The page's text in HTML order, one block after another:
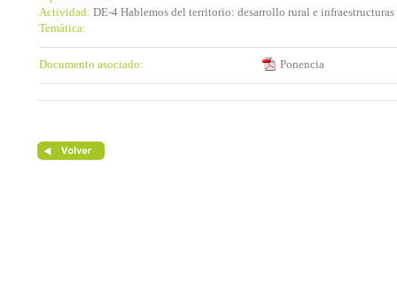
Actividad: DE-4 Hablemos del territorio: desarrollo rural e infraestructuras
Temática:
Documento asociado: Ponencia